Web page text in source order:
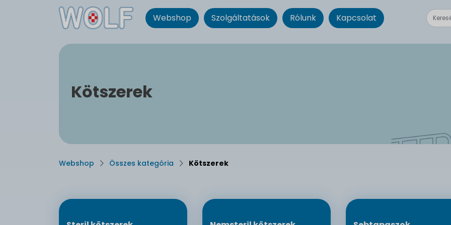
Webshop Szolgáltatások Rólunk Kapcsolat
Kötszerek
Webshop Összes kategória Kötszerek